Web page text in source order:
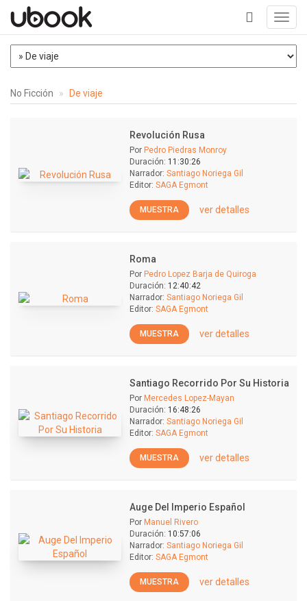
+
No Ficción De viaje
Revolución Rusa
Por Pedro Piedras Monroy
Duración: 11:30:26
Narrador: Santiago Noriega Gil
Editor: SAGA Egmont
MUESTRA ver detalles
Roma
Por Pedro Lopez Barja de Quiroga
Duración: 12:40:42
Narrador: Santiago Noriega Gil
Editor: SAGA Egmont
MUESTRA ver detalles
Santiago Recorrido Por Su Historia
Por Mercedes Lopez-Mayan
Duración: 16:48:26
Narrador: Santiago Noriega Gil
Editor: SAGA Egmont
MUESTRA ver detalles
Auge Del Imperio Español
Por Manuel Rivero
Duración: 10:57:06
Narrador: Santiago Noriega Gil
Editor: SAGA Egmont
MUESTRA ver detalles